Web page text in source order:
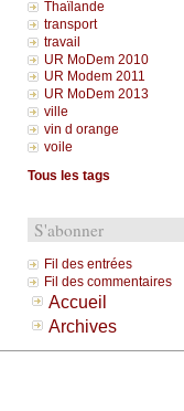
Thaïlande
transport
travail
UR MoDem 2010
UR Modem 2011
UR MoDem 2013
ville
vin d orange
voile
Tous les tags
S'abonner
Fil des entrées
Fil des commentaires
Accueil
Archives